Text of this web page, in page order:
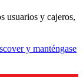
usuarios y cajeros,
y manténgase